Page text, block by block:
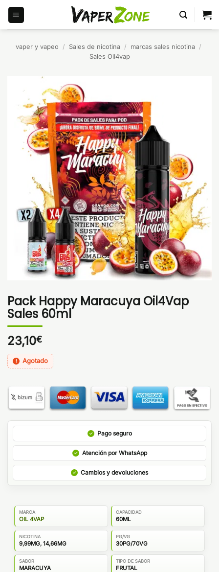
Saltar
contenido
vaper y vapeo / Sales de nicotina / marcas sales nicotina /
Sales Oil4vap
Pack Happy Maracuya Oil4Vap
Sales 60ml
23,10€
Agotado
Pago seguro
Atención por WhatsApp
Cambios y devoluciones
MARCA
OIL 4VAP
CAPACIDAD
60ML
NICOTINA
9,99MG, 14,66MG
PG/VG
30PG/70VG
SABOR
MARACUYA
TIPO DE SABOR
FRUTAL